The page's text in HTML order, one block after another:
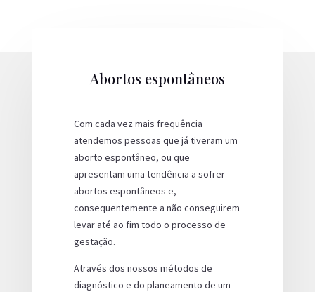
Abortos espontâneos
Com cada vez mais frequência
atendemos pessoas que já tiveram um
aborto espontâneo, ou que
apresentam uma tendência a sofrer
abortos espontâneos e,
consequentemente a não conseguirem
levar até ao fim todo o processo de
gestação.
Através dos nossos métodos de
diagnóstico e do planeamento de um